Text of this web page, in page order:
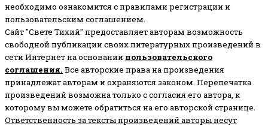
необходимо ознакомится с правилами регистрации и
пользовательским соглашением.
Сайт "Свете Тихий" предоставляет авторам возможность
свободной публикации своих литературных произведений в
сети Интернет на основании пользовательского
соглашения. Все авторские права на произведения
принадлежат авторам и охраняются законом. Перепечатка
произведений возможна только с согласия его автора, к
которому вы можете обратиться на его авторской странице.
Ответственность за тексты произведений авторы несут